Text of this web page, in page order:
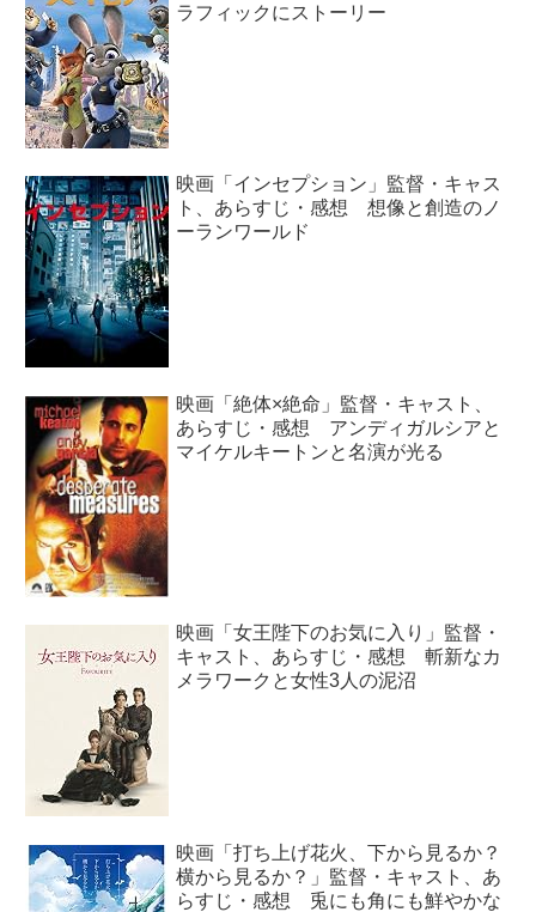
ラフィックにストーリー
映画「インセプション」監督・キャス
ト、あらすじ・感想 想像と創造のノ
ーランワールド
映画「絶体×絶命」監督・キャスト、
あらすじ・感想 アンディガルシアと
マイケルキートンと名演が光る
映画「女王陛下のお気に入り」監督・
キャスト、あらすじ・感想 斬新なカ
メラワークと女性3人の泥沼
映画「打ち上げ花火、下から見るか？
横から見るか？」監督・キャスト、あ
らすじ・感想 兎にも角にも鮮やかな